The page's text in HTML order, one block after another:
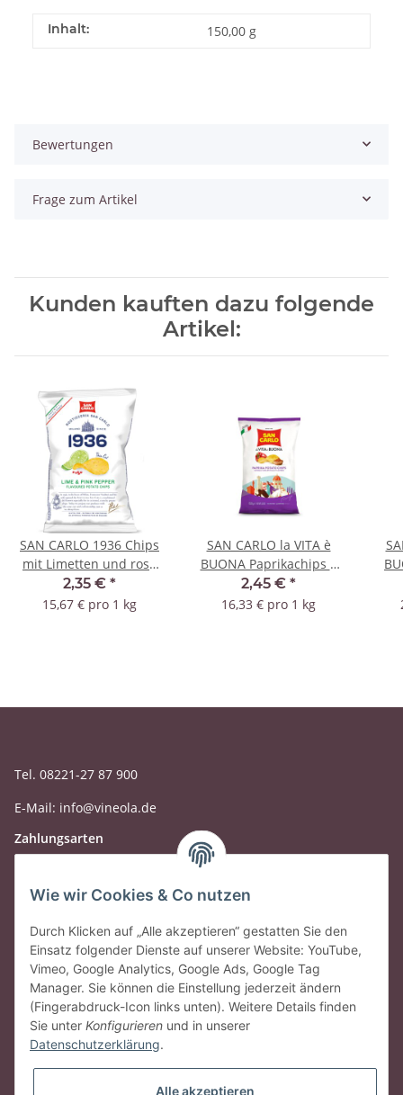
Inhalt: 150,00 g
Bewertungen
Frage zum Artikel
Kunden kauften dazu folgende
Artikel:
SAN CARLO 1936 Chips
mit Limetten und rosa
Pfeffer | Capri - 150g
2,35 € *
15,67 € pro 1 kg
SAN CARLO la VITA è
BUONA Paprikachips |
Firenze -150g
2,45 € *
16,33 € pro 1 kg
Tel. 08221-27 87 900
E-Mail: info@vineola.de
Zahlungsarten
Wie wir Cookies & Co nutzen
Durch Klicken auf „Alle akzeptieren“ gestatten Sie den
Einsatz folgender Dienste auf unserer Website: YouTube,
Vimeo, Google Analytics, Google Ads, Google Tag
Manager. Sie können die Einstellung jederzeit ändern
(Fingerabdruck-Icon links unten). Weitere Details finden
Sie unter Konfigurieren und in unserer
Datenschutzerklärung.
Alle akzeptieren